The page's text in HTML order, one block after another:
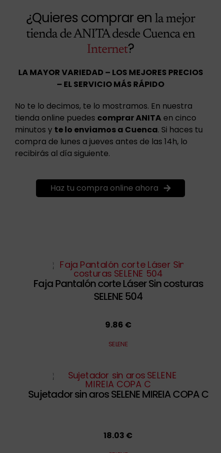
¿Quieres comprar en la mejor
tienda de ANITA desde Cuenca en
Internet?
LA MAYOR VARIEDAD – LOS MEJORES PRECIOS
– EL SERVICIO MÁS RÁPIDO
No te lo decimos, te lo mostramos. En nuestra
tienda online puedes comprar ANITAen cinco
minutos y te lo enviamos a Cuenca. Si haces tu
compra de lunes a jueves antes de las 14h, lo
recibirás al día siguiente.
Haz tu compra online ahora
Faja Pantalón corte Láser Sin costuras
SELENE 504
9.86 €
SELENE
Sujetador sin aros SELENE MIREIA COPA C
18.03 €